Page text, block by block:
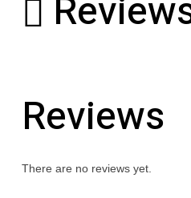
Reviews
There are no reviews yet.